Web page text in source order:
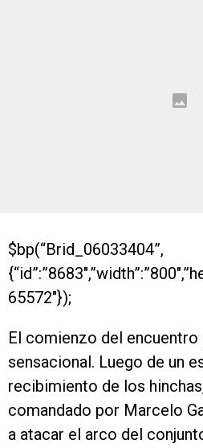
$bp(“Brid_06033404”,
65572″});
El comienzo del encuentro
sensacional. Luego de un
recibimiento de los
comandado por Marcelo
a atacar el arco del